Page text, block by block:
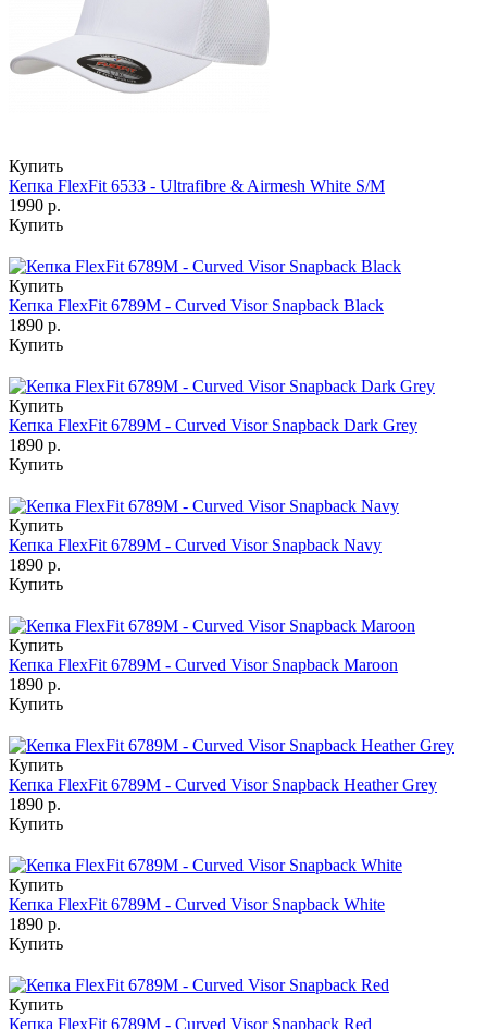
Купить
Кепка FlexFit 6533 - Ultrafibre & Airmesh White S/M
1990 р.
Купить
Купить
Кепка FlexFit 6789M - Curved Visor Snapback Black
1890 р.
Купить
Купить
Кепка FlexFit 6789M - Curved Visor Snapback Dark Grey
1890 р.
Купить
Купить
Кепка FlexFit 6789M - Curved Visor Snapback Navy
1890 р.
Купить
Купить
Кепка FlexFit 6789M - Curved Visor Snapback Maroon
1890 р.
Купить
Купить
Кепка FlexFit 6789M - Curved Visor Snapback Heather Grey
1890 р.
Купить
Купить
Кепка FlexFit 6789M - Curved Visor Snapback White
1890 р.
Купить
Купить
Кепка FlexFit 6789M - Curved Visor Snapback Red